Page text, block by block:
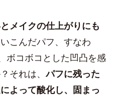
メイクの仕上がりにも
こんだパフ、すなわ
ボコボコとした凹凸を感
それは、パフに残った
よって酸化し、固まっ